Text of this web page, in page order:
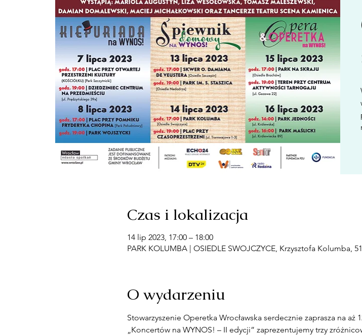
Czas i lokalizacja
14 lip 2023, 17:00 – 18:00
PARK KOLUMBA | OSIEDLE SWOJCZYCE, Krzysztofa Kolumba,
O wydarzeniu
Stowarzyszenie Operetka Wrocławska serdecznie zaprasza na
„Koncertów na WYNOS! – II edycji” zaprezentujemy trzy